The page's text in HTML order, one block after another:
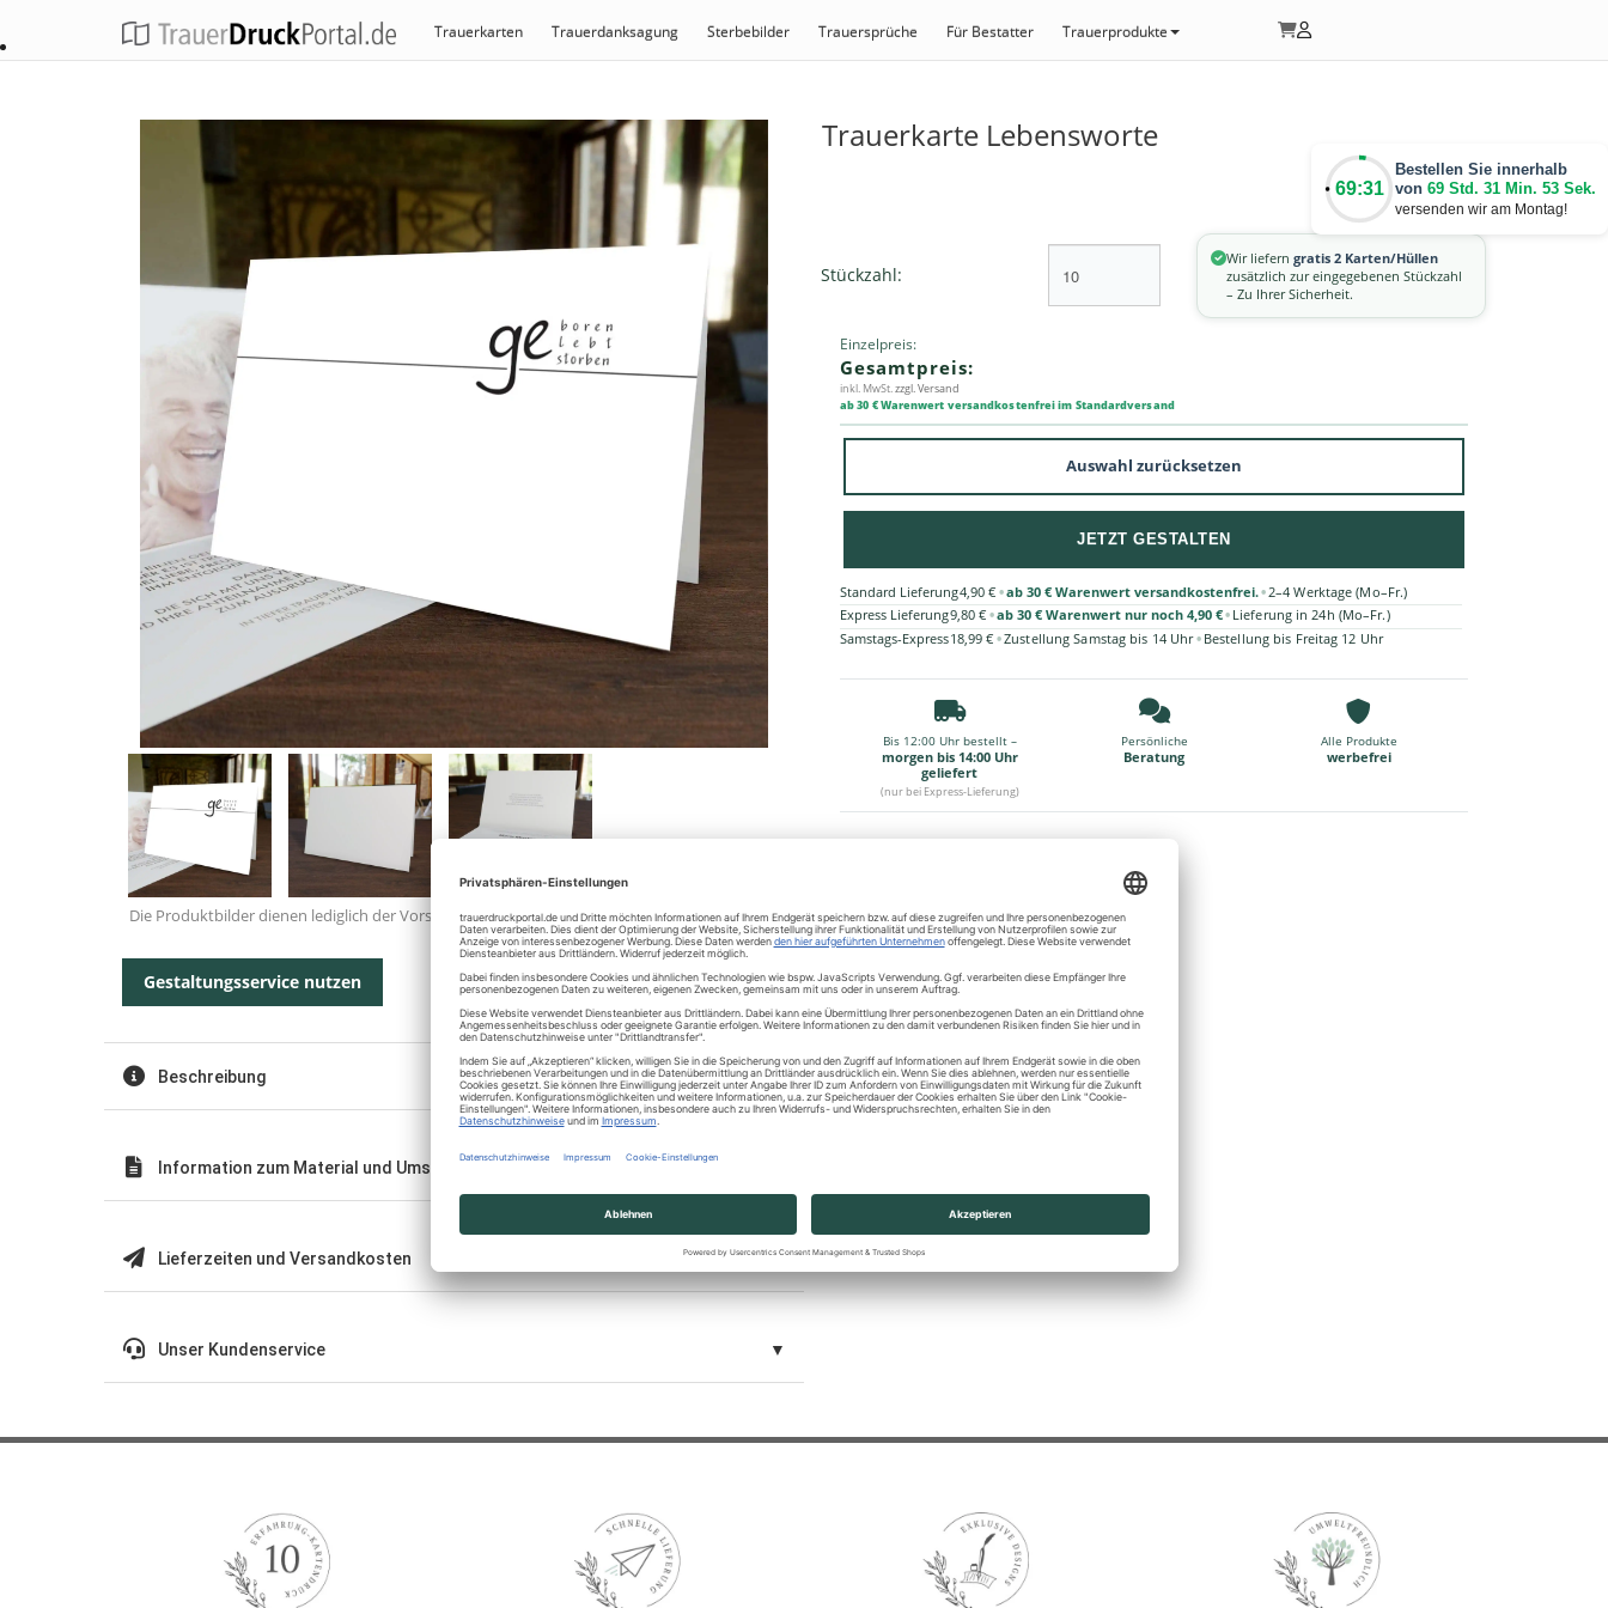
Trauerkarten Trauerdanksagung Sterbebilder Trauersprüche Für Bestatter Trauerprodukte
69:31
Bestellen Sie innerhalb
von 69 Std. 31 Min. 52 Sek.
versenden wir am Montag!
Die Produktbilder dienen lediglich der Vorschau.
Gestaltungsservice nutzen
Trauerkarte Lebensworte
Stückzahl:
Wir liefern gratis 2 Karten/Hüllen
zusätzlich zur eingegebenen Stückzahl
– Zu Ihrer Sicherheit.
Einzelpreis:
Gesamtpreis:
inkl. MwSt. zzgl. Versand
ab 30 € Warenwert versandkostenfrei im Standardversand
Auswahl zurücksetzen
JETZT GESTALTEN
Standard Lieferung4,90 € •ab 30 € Warenwert versandkostenfrei.•2–4 Werktage (Mo–Fr.)
Express Lieferung9,80 € •ab 30 € Warenwert nur noch 4,90 €• Lieferung in 24h (Mo–Fr.)
Samstags-Express18,99 € •Zustellung Samstag bis 14 Uhr • Bestellung bis Freitag 12 Uhr
Bis 12:00 Uhr bestellt –
morgen bis 14:00 Uhr
geliefert
(nur bei Express-Lieferung)
Persönliche
Beratung
Alle Produkte
werbefrei
Beschreibung
Information zum Material und Umschläge
Lieferzeiten und Versandkosten
Unser Kundenservice